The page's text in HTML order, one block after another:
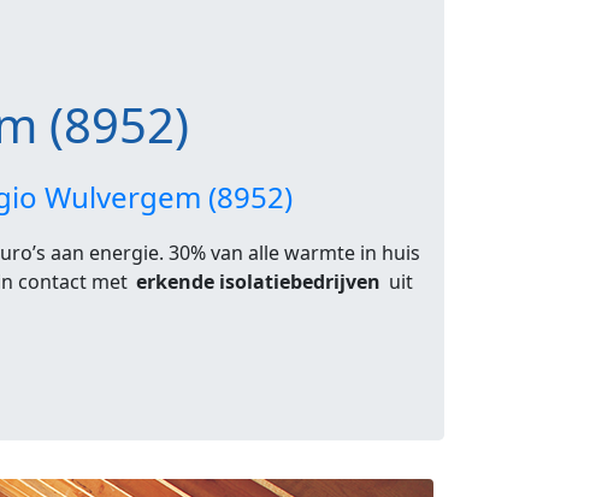
(8952)
Wulvergem (8952)
aan energie. 30% van alle warmte in huis
contact met erkende isolatiebedrijven uit